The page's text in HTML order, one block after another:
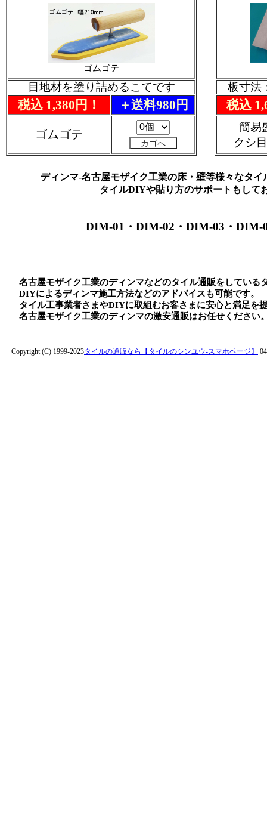
ゴムゴテ
目地材を塗り詰めるこてです
税込 1,380円！ ＋送料980円
ゴムゴテ
板寸法
税込
簡易
クシ
Copyright (C) 1999-2023タイルの通販なら【タイルのシンユウ-スマホページ】
DIM-01・DIM-02・DIM-03・DIM-
ディンマ-名古屋モザイク工業の床・壁等様々なタイ
タイルDIYや貼り方のサポートもして
名古屋モザイク工業のディンマなどのタイル通販をしている
DIYによるディンマ施工方法などのアドバイスも可能です。
タイル工事業者さまやDIYに取組むお客さまに安心と満足を
名古屋モザイク工業のディンマの激安通販はお任せください